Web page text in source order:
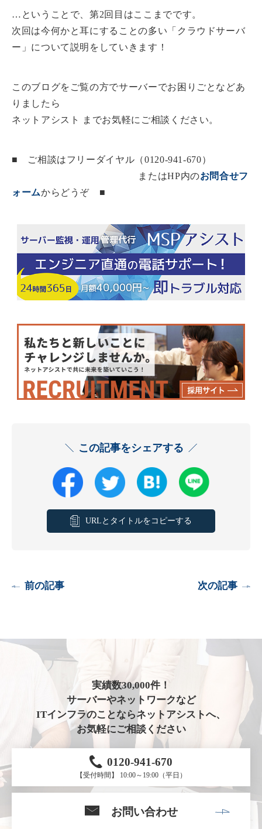
…ということで、第2回目はここまでです。
次回は今何かと耳にすることの多い「クラウドサーバ
ー」について説明をしていきます！
このブログをご覧の方でサーバーでお困りごとなどあ
りましたら
ネットアシスト までお気軽にご相談ください。
■ ご相談はフリーダイヤル（0120-941-670）
またはHP内のお問合せフ
ォームからどうぞ ■
この記事をシェアする
URLとタイトルをコピーする
前の記事 次の記事
実績数30,000件！
サーバーやネットワークなど
ITインフラのことならネットアシストへ、
お気軽にご相談ください
0120-941-670
【受付時間】 10:00～19:00（平日）
お問い合わせ